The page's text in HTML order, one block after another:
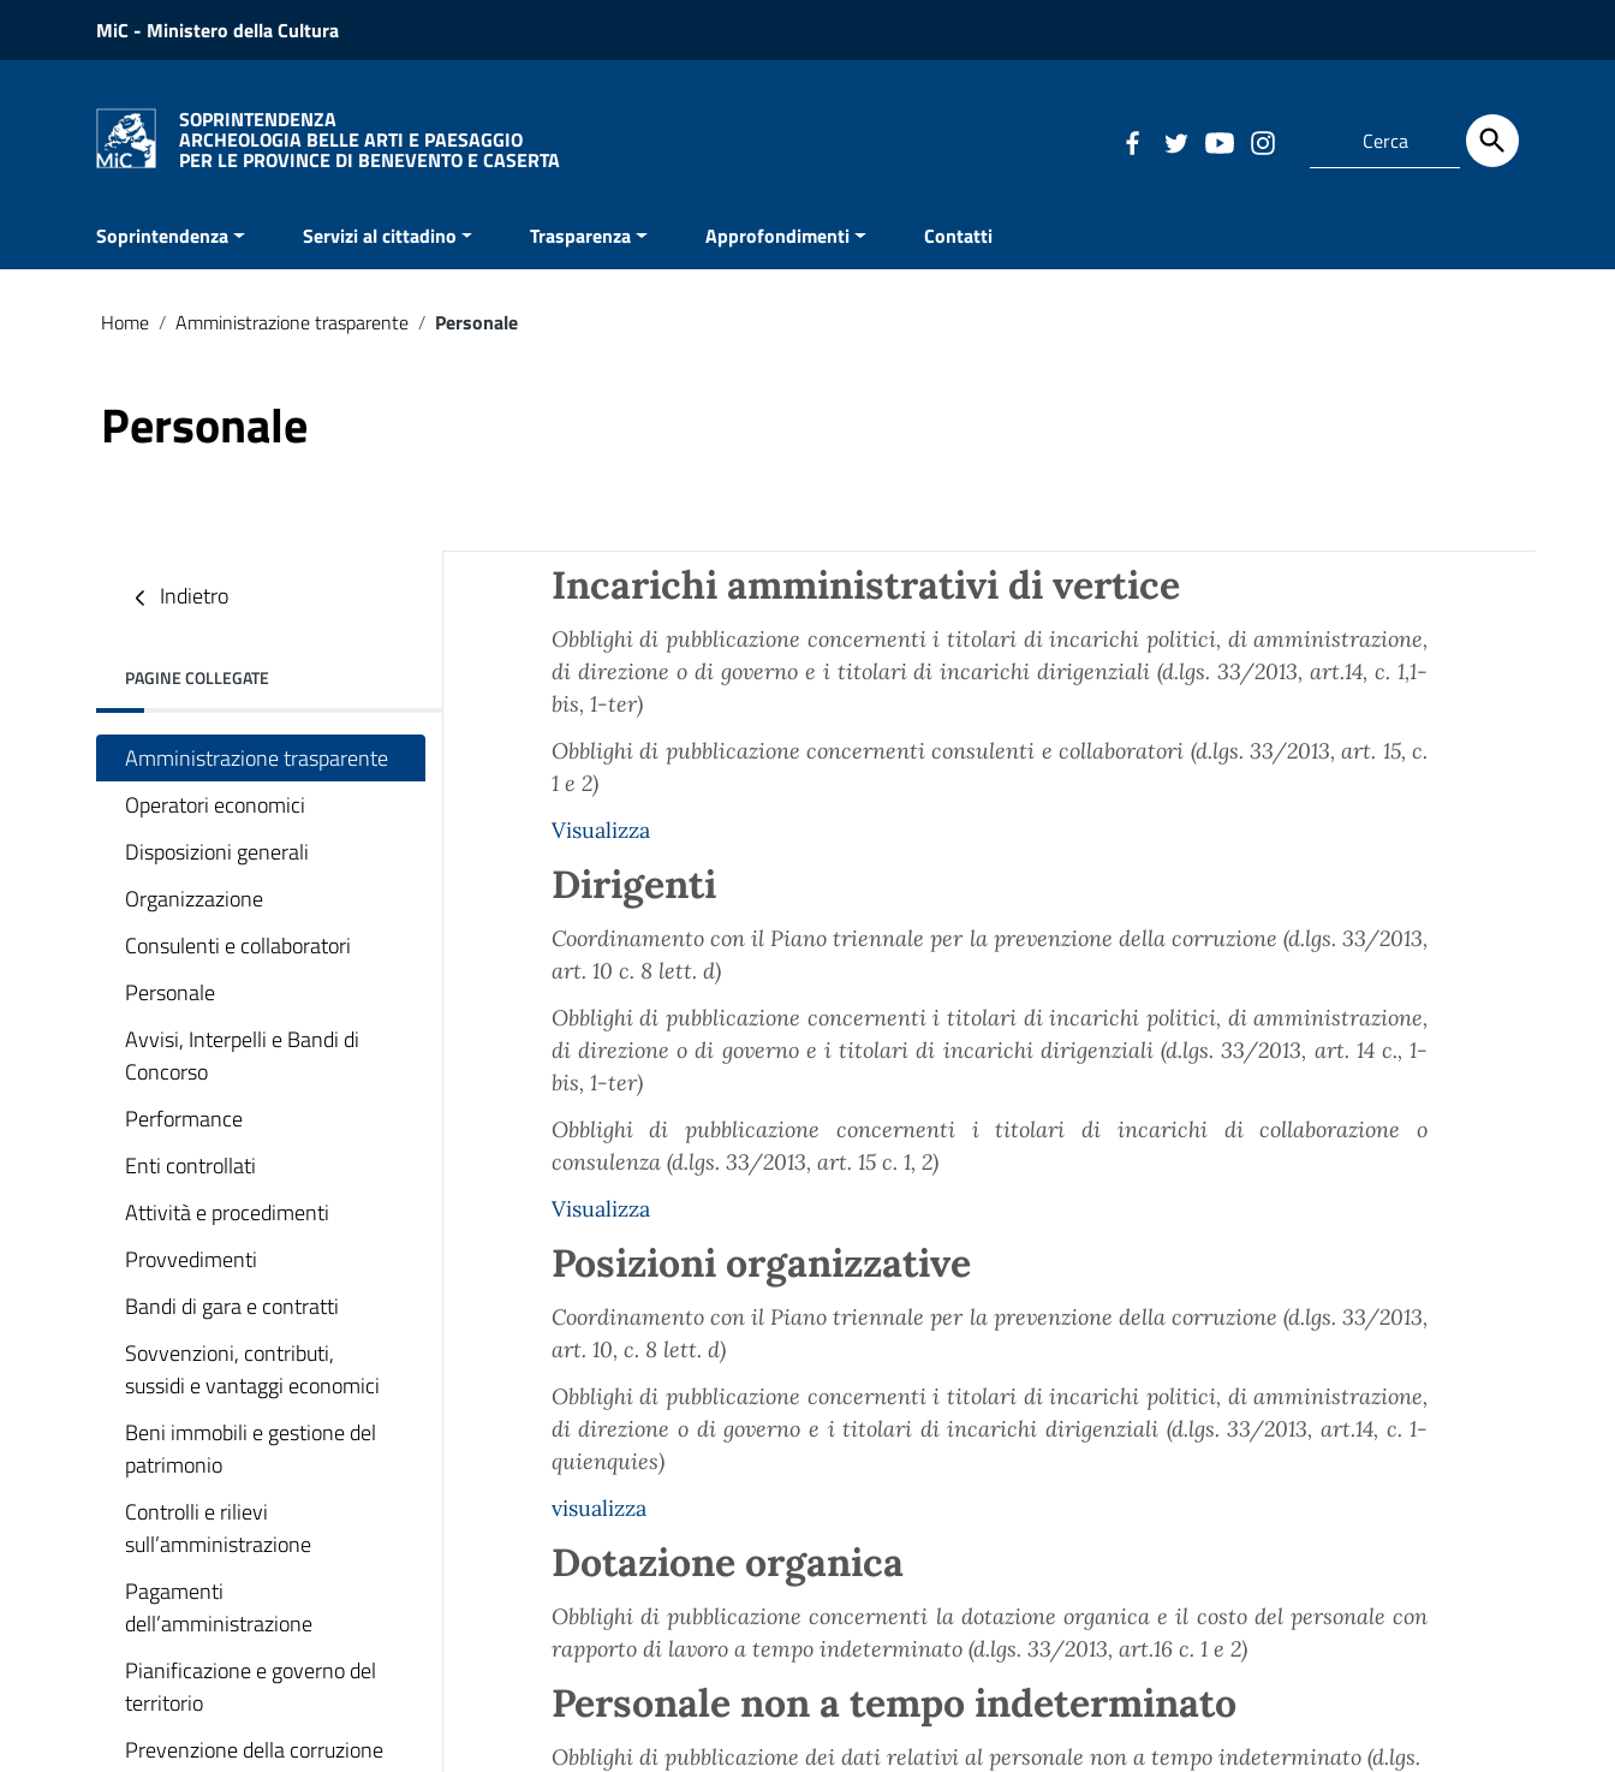
Vai ai contenuti
Vai al menu di navigazione
MiC - Ministero della Cultura
SOPRINTENDENZA
ARCHEOLOGIA BELLE ARTI E PAESAGGIO
PER LE PROVINCE DI BENEVENTO E CASERTA
Soprintendenza Servizi al cittadino Trasparenza Approfondimenti Contatti
Home / Amministrazione trasparente / Personale
Personale
Indietro
PAGINE COLLEGATE
Amministrazione trasparente
Operatori economici
Disposizioni generali
Organizzazione
Consulenti e collaboratori
Personale
Avvisi, Interpelli e Bandi di
Concorso
Performance
Enti controllati
Attività e procedimenti
Provvedimenti
Bandi di gara e contratti
Sovvenzioni, contributi,
sussidi e vantaggi economici
Beni immobili e gestione del
patrimonio
Controlli e rilievi
sull’amministrazione
Pagamenti
dell’amministrazione
Pianificazione e governo del
territorio
Prevenzione della corruzione
Incarichi amministrativi di vertice
Obblighi di pubblicazione concernenti i titolari di incarichi politici, di amministrazione,
di direzione o di governo e i titolari di incarichi dirigenziali (d.lgs. 33/2013, art.14, c. 1,1-
bis, 1-ter)
Obblighi di pubblicazione concernenti consulenti e collaboratori (d.lgs. 33/2013, art. 15, c.
1 e 2)
Visualizza
Dirigenti
Coordinamento con il Piano triennale per la prevenzione della corruzione (d.lgs. 33/2013,
art. 10 c. 8 lett. d)
Obblighi di pubblicazione concernenti i titolari di incarichi politici, di amministrazione,
di direzione o di governo e i titolari di incarichi dirigenziali (d.lgs. 33/2013, art. 14 c., 1-
bis, 1-ter)
Obblighi di pubblicazione concernenti i titolari di incarichi di collaborazione o
consulenza (d.lgs. 33/2013, art. 15 c. 1, 2)
Visualizza
Posizioni organizzative
Coordinamento con il Piano triennale per la prevenzione della corruzione (d.lgs. 33/2013,
art. 10, c. 8 lett. d)
Obblighi di pubblicazione concernenti i titolari di incarichi politici, di amministrazione,
di direzione o di governo e i titolari di incarichi dirigenziali (d.lgs. 33/2013, art.14, c. 1-
quienquies)
visualizza
Dotazione organica
Obblighi di pubblicazione concernenti la dotazione organica e il costo del personale con
rapporto di lavoro a tempo indeterminato (d.lgs. 33/2013, art.16 c. 1 e 2)
Personale non a tempo indeterminato
Obblighi di pubblicazione dei dati relativi al personale non a tempo indeterminato (d.lgs.